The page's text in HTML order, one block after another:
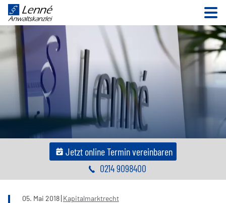
Jetzt online Termin vereinbaren
0214 9098400
05. Mai 2018 Kapitalmarktrecht